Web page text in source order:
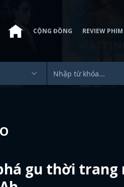
CỘNG ĐỒNG REVIEW PHIM
gu thời trang